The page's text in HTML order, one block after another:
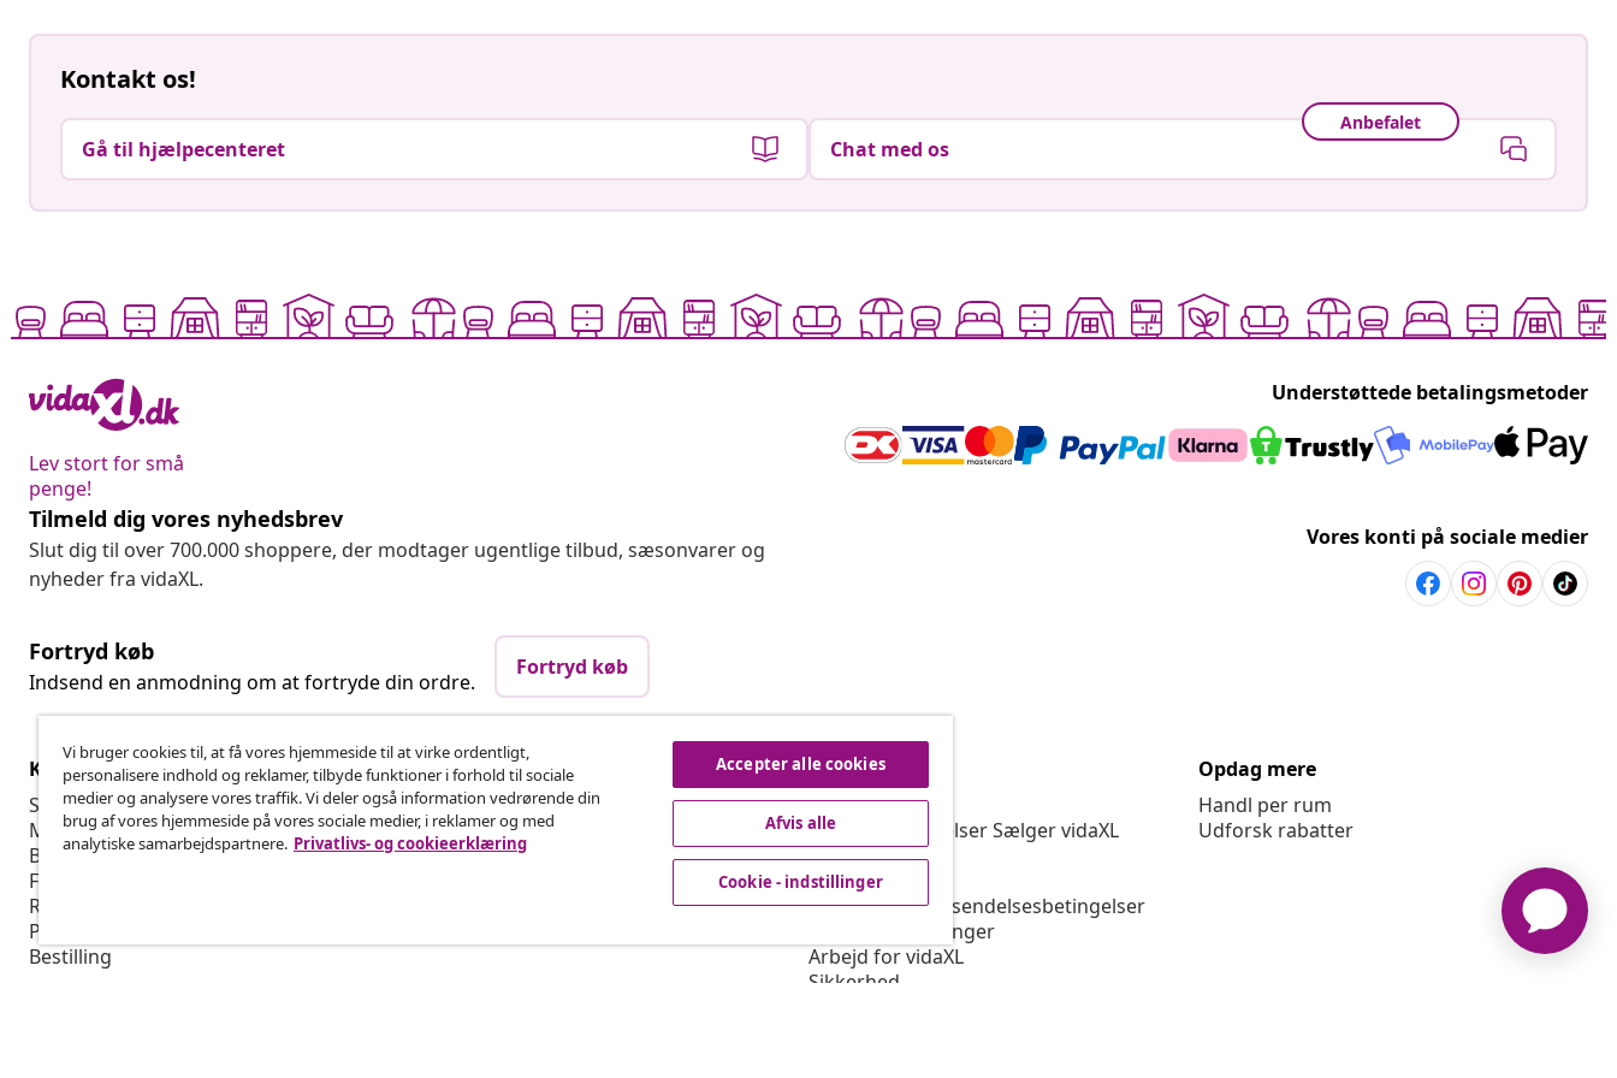
Kontakt os!
Gå til hjælpecenteret
Anbefalet
Chat med os
Lev stort for små
penge!
Understøttede betalingsmetoder
Tilmeld dig vores nyhedsbrev
Slut dig til over 700.000 shoppere, der modtager ugentlige tilbud, sæsonvarer og
nyheder fra vidaXL.
Vores konti på sociale medier
Fortryd køb
Indsend en anmodning om at fortryde din ordre.
Fortryd køb
Kundeservice
Spor din ordre
Min konto
Betaling
Fragt & levering
Returnering
Produktinformation
Bestilling
Virksomhed
Affiliate Program
Produktion for vidaXL
Marketingsamarbejde
vidaXL
Om vidaXL
Vilkår & betingelser Sælger vidaXL
Privatlivspolitik
Cookiepolitik
Prioriterede forsendelsesbetingelser
Cookie - indstillinger
Arbejd for vidaXL
Sikkerhed
Opdag mere
Handl per rum
Udforsk rabatter
Vi bruger cookies til, at få vores hjemmeside til at virke ordentligt,
personalisere indhold og reklamer, tilbyde funktioner i forhold til sociale
medier og analysere vores traffik. Vi deler også information vedrørende din
brug af vores hjemmeside på vores sociale medier, i reklamer og med
analytiske samarbejdspartnere. Privatlivs- og cookieerklæring
Accepter alle cookies
Afvis alle
Cookie - indstillinger